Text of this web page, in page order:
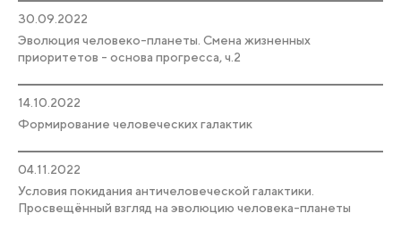
30.09.2022
Эволюция человеко-планеты. Смена жизненных
приоритетов - основа прогресса, ч.2
14.10.2022
Формирование человеческих галактик
04.11.2022
Условия покидания античеловеческой галактики.
Просвещённый взгляд на эволюцию человека-планеты